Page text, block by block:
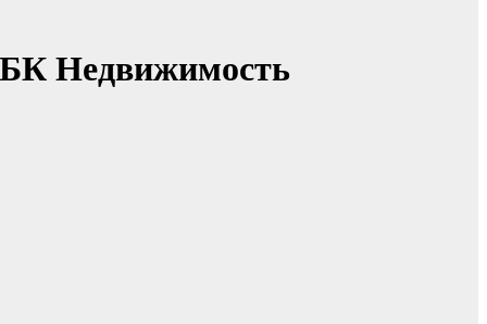
Недвижимость